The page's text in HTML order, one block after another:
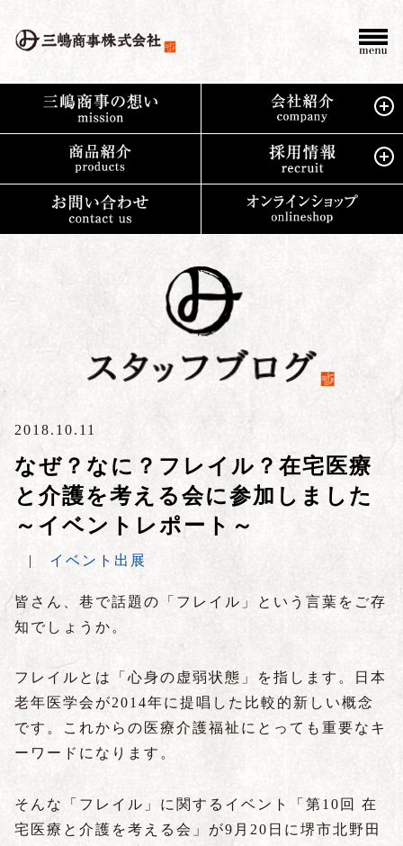
2018.10.11
なぜ？なに？フレイル？在宅医療
と介護を考える会に参加しました
～イベントレポート～
| イベント出展
皆さん、巷で話題の「フレイル」という言葉をご存
知でしょうか。
フレイルとは「心身の虚弱状態」を指します。日本
老年医学会が2014年に提唱した比較的新しい概念
です。これからの医療介護福祉にとっても重要なキ
ーワードになります。
そんな「フレイル」に関するイベント「第10回 在
宅医療と介護を考える会」が9月20日に堺市北野田